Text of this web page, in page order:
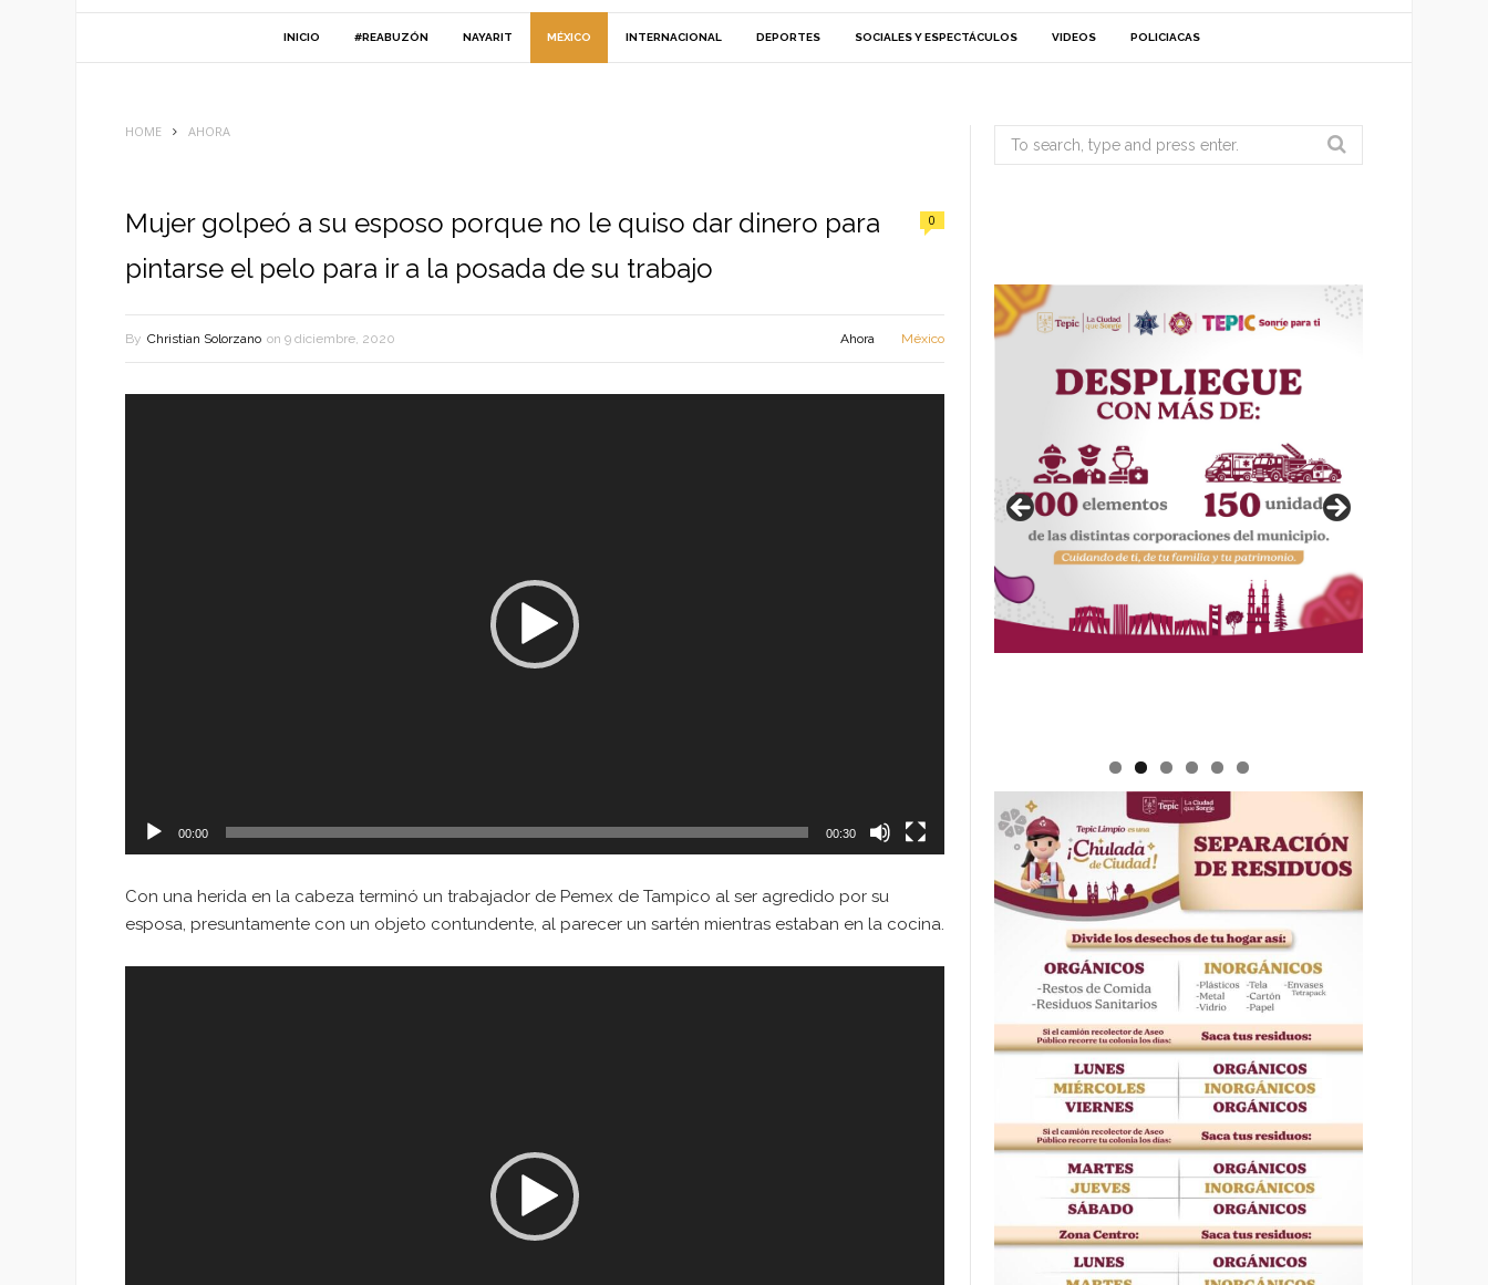
INICIO #REABUZÓN NAYARIT MÉXICO INTERNACIONAL DEPORTES SOCIALES Y ESPECTÁCULOS VIDEOS POLICIACAS
HOME AHORA
Mujer golpeó a su esposo porque no le quiso dar dinero para
pintarse el pelo para ir a la posada de su trabajo
0
By Christian Solorzano on 9 diciembre, 2020 Ahora México
00:00 00:30
Con una herida en la cabeza terminó un trabajador de Pemex de Tampico al ser agredido por su
esposa, presuntamente con un objeto contundente, al parecer un sartén mientras estaban en la cocina.
Search
for: